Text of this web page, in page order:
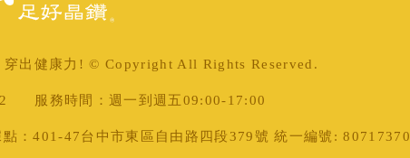
穿出健康力! © Copyright All Rights Reserved.
服務時間：週一到週五09:00-17:00
點：401-47台中市東區自由路四段379號 統一編號: 80717370